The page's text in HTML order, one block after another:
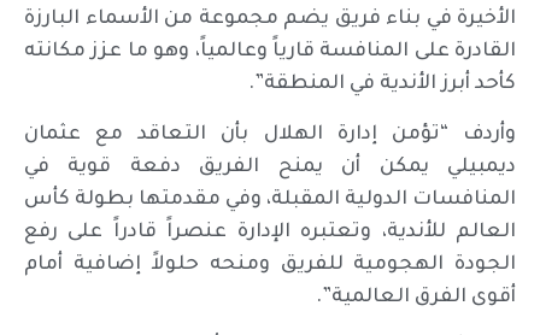
الأخيرة في بناء فريق يضم مجموعة من الأسماء البارزة
القادرة على المنافسة قارياً وعالمياً، وهو ما عزز مكانته
كأحد أبرز الأندية في المنطقة”.
وأردف “تؤمن إدارة الهلال بأن التعاقد مع عثمان
ديمبيلي يمكن أن يمنح الفريق دفعة قوية في
المنافسات الدولية المقبلة، وفي مقدمتها بطولة كأس
العالم للأندية، وتعتبره الإدارة عنصراً قادراً على رفع
الجودة الهجومية للفريق ومنحه حلولاً إضافية أمام
أقوى الفرق العالمية”.